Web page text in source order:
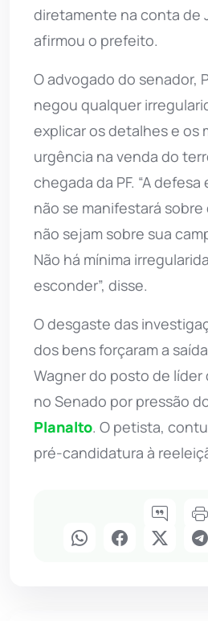
diretamente na conta de
afirmou o prefeito.
O advogado do senador,
negou qualquer
explicar os detalhes e os
urgência na venda do
chegada da PF. “A
não se manifestará
não sejam sobre sua
Não há mínima
esconder”, disse.
O desgaste das
dos bens forçaram a
Wagner do posto de líder
no Senado por pressão
Planalto. O petista,
pré-candidatura à